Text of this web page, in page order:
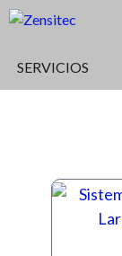
SERVICIOS